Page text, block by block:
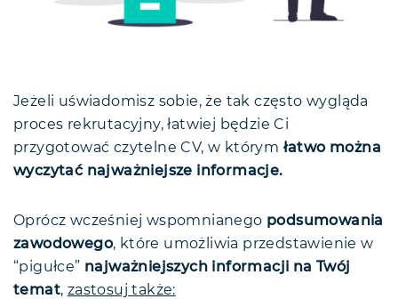
Jeżeli uświadomisz sobie, że tak często wygląda
proces rekrutacyjny, łatwiej będzie Ci
przygotować czytelne CV, w którym łatwo można
wyczytać najważniejsze informacje.
Oprócz wcześniej wspomnianego podsumowania
zawodowego, które umożliwia przedstawienie w
“pigułce” najważniejszych informacji na Twój
temat, zastosuj także: